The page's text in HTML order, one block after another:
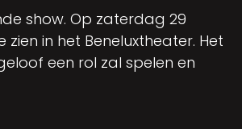
show. Op zaterdag 29
in het Beneluxtheater. Het
een rol zal spelen en